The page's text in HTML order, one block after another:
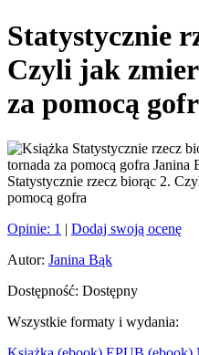
Statystycznie
Czyli jak
za pomocą
Statystycznie rzecz biorąc 2.
pomocą gofra
Opinie: 1 | Dodaj swoją ocenę
Autor: Janina Bąk
Dostępność: Dostępny
Wszystkie formaty i wydania: